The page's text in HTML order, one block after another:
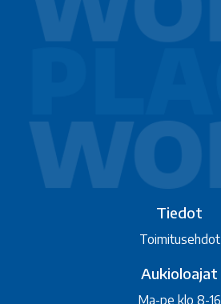
Tiedot
Toimitusehdot
Aukioloajat
Ma-pe klo 8-16